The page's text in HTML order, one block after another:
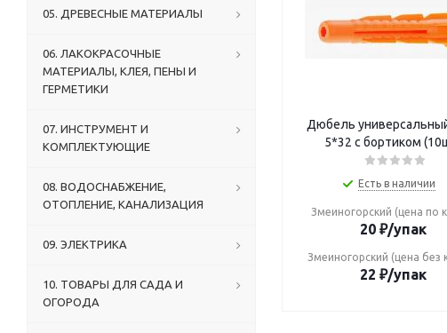
Дюбель
5*32 с бортиком
Есть в наличии
Змеиногорский (цена по
20 ₽/упак
Змеиногорский (цена без
22 ₽/упак
05. ДРЕВЕСНЫЕ МАТЕРИАЛЫ
06. ЛАКОКРАСОЧНЫЕ
МАТЕРИАЛЫ, КЛЕЯ, ПЕНЫ И
ГЕРМЕТИКИ
07. ИНСТРУМЕНТ И
КОМПЛЕКТУЮЩИЕ
08. ВОДОСНАБЖЕНИЕ,
ОТОПЛЕНИЕ, КАНАЛИЗАЦИЯ
09. ЭЛЕКТРИКА
10. ТОВАРЫ ДЛЯ САДА И
ОГОРОДА